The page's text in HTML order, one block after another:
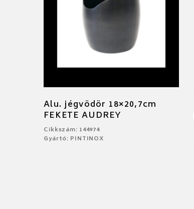
Alu. jégvödör 18×20,7cm
FEKETE AUDREY
Cikkszám: 144974
Gyártó: PINTINOX